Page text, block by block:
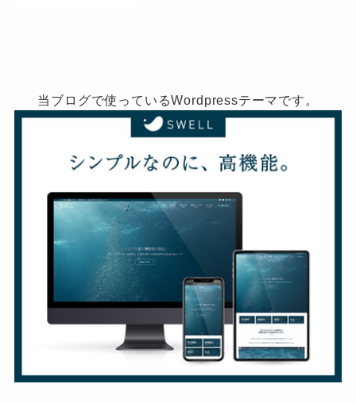
当ブログで使っているWordpressテーマです。